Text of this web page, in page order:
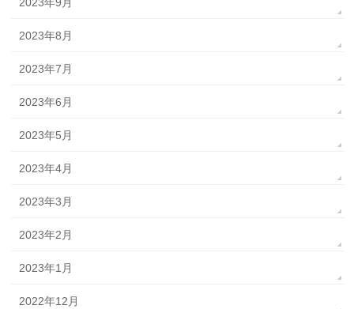
2023年8月
2023年7月
2023年6月
2023年5月
2023年4月
2023年3月
2023年2月
2023年1月
2022年12月